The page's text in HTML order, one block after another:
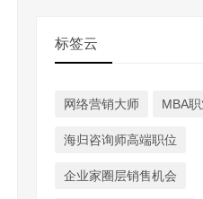
标签云
网络营销大师 MBA
海归咨询师高端职位
企业家圈层销售机会